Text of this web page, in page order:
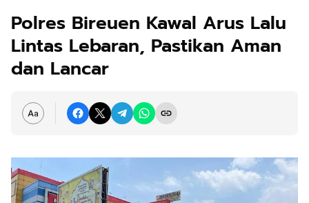
Polres Bireuen Kawal Arus Lalu
Lintas Lebaran, Pastikan Aman
dan Lancar